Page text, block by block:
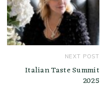
NEXT POST
Italian Taste Summit
2025